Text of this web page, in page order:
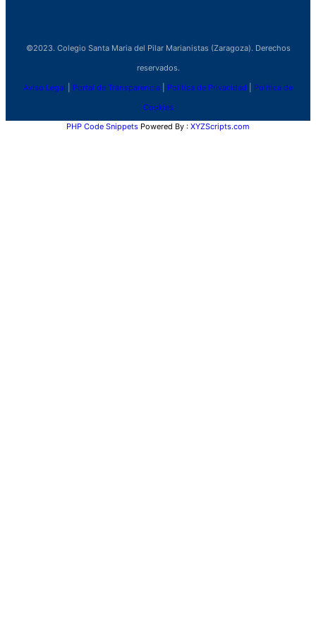
©2023. Colegio Santa Maria del Pilar Marianistas (Zaragoza). Derechos
reservados.
Aviso Legal Portal de Transparencia Política de Privacidad Política de
Cookies
PHP Code Snippets Powered By : XYZScripts.com